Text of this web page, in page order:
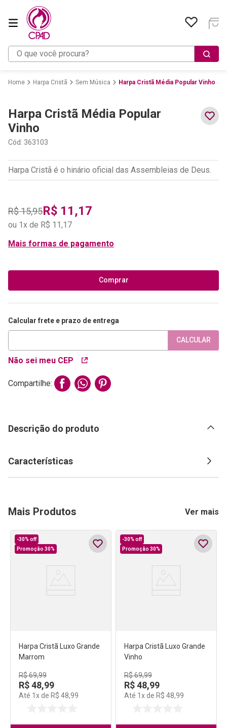
O que você procura?
Harpa Cristã Sem Música Harpa Cristã Média Popular Vinho
Harpa Cristã Média Popular
Vinho
Cód: 363103
Harpa Cristã é o hinário oficial das Assembleias de Deus.
R$15,95R$ 11 ,17
ou 1 x de R$ 11 ,17
Mais formas de pagamento
Comprar
Calcular frete e prazo de entrega
Não sei meu CEP
CALCULAR
Compartilhe:
Descrição do produto
Características
Mais Produtos Ver mais
-30% off
Promoção 30%
Harpa Cristã Luxo Grande
Marrom
R$69,99
R$48,99
Até 1 x de R$ 48,99
-30% off
Promoção 30%
Harpa Cristã Luxo Grande
Vinho
R$69,99
R$48,99
Até 1 x de R$ 48,99